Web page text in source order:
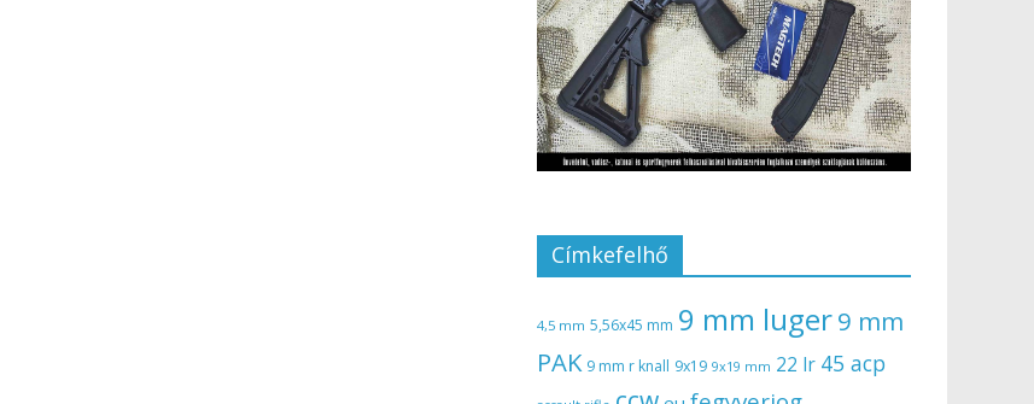
Címkefelhő
4,5 mm 5,56x45 mm 9 mm luger9 mm
PAK 9 mm r knall 9x19 9x19 mm 22 lr 45 acp